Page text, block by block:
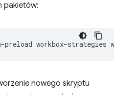
pakietów:
preload workbox-strategies
nowego skryptu